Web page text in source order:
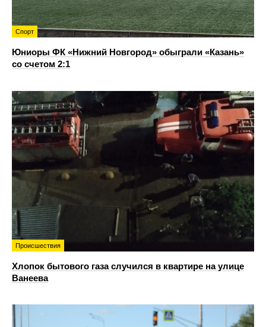
Спорт
Юниоры ФК «Нижний Новгород» обыграли «Казань»
со счетом 2:1
Происшествия
Хлопок бытового газа случился в квартире на улице
Ванеева